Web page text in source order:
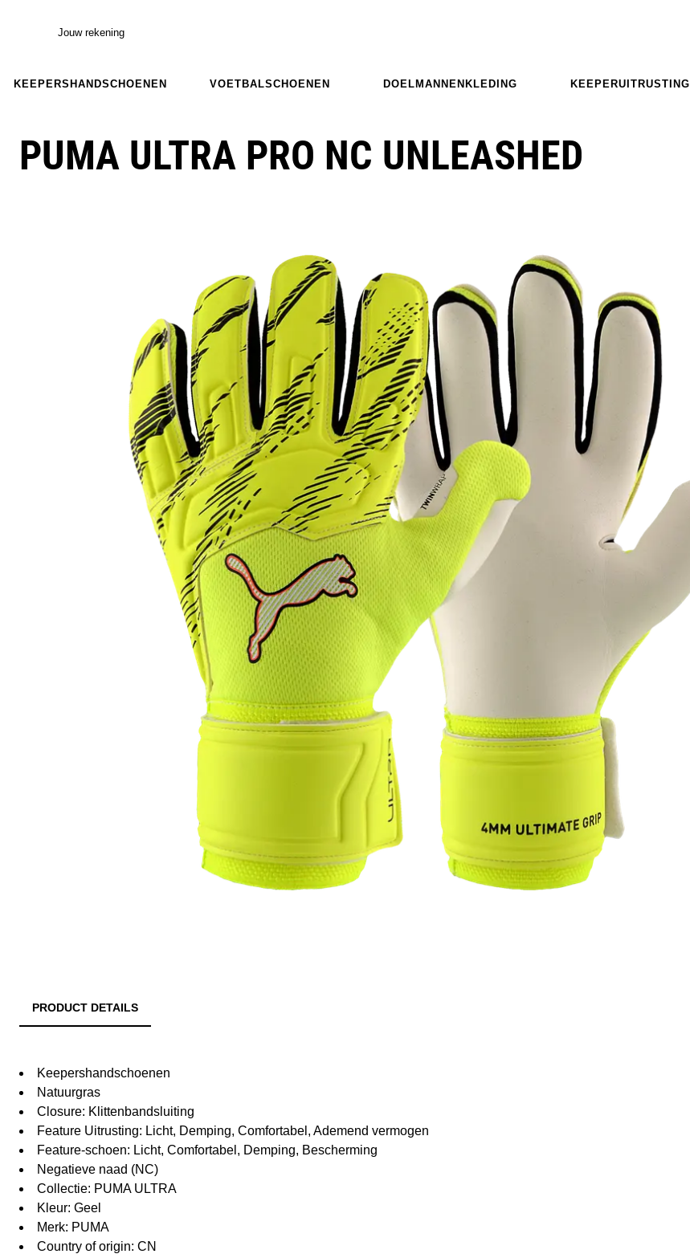
Jouw rekening
KEEPERSHANDSCHOENEN VOETBALSCHOENEN DOELMANNENKLEDING KEEPERUITRUSTING
PUMA ULTRA PRO NC UNLEASHED
PRODUCT DETAILS
Keepershandschoenen
Natuurgras
Closure: Klittenbandsluiting
Feature Uitrusting: Licht, Demping, Comfortabel, Ademend vermogen
Feature-schoen: Licht, Comfortabel, Demping, Bescherming
Negatieve naad (NC)
Collectie: PUMA ULTRA
Kleur: Geel
Merk: PUMA
Country of origin: CN